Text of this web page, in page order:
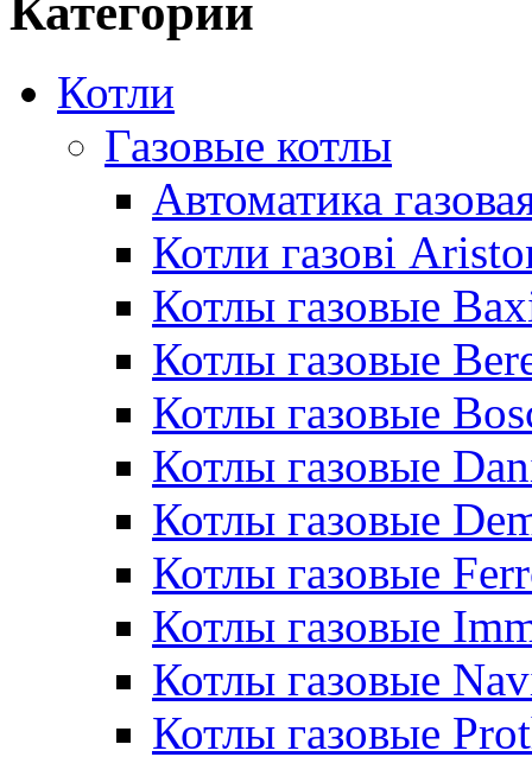
Категории
Котли
Газовые котлы
Автоматика
Котли газові
Котлы газовые
Котлы газовые
Котлы газовые
Котлы газовые
Котлы газовые
Котлы газовые
Котлы газовые
Котлы газовые
Котлы газовые